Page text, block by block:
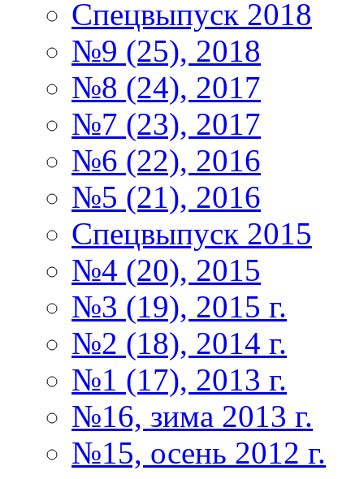
Спецвыпуск 2018
№9 (25), 2018
№8 (24), 2017
№7 (23), 2017
№6 (22), 2016
№5 (21), 2016
Спецвыпуск 2015
№4 (20), 2015
№3 (19), 2015 г.
№2 (18), 2014 г.
№1 (17), 2013 г.
№16, зима 2013 г.
№15, осень 2012 г.